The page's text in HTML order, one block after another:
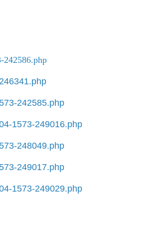
242586.php
242585.php
1573-249016.php
248049.php
249017.php
1573-249029.php